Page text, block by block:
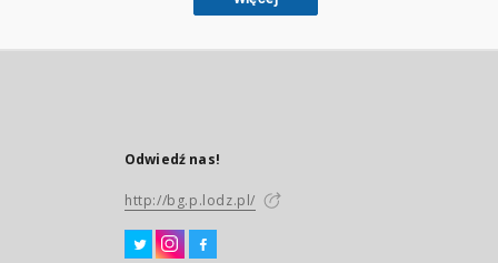
Odwiedź nas!
http://bg.p.lodz.pl/